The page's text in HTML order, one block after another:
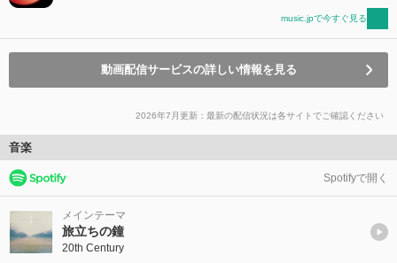
music.jpで今すぐ見る
動画配信サービスの詳しい情報を見る
2026年7月更新：最新の配信状況は各サイトでご確認ください
音楽
Spotifyで開く
メインテーマ
旅立ちの鐘
20th Century